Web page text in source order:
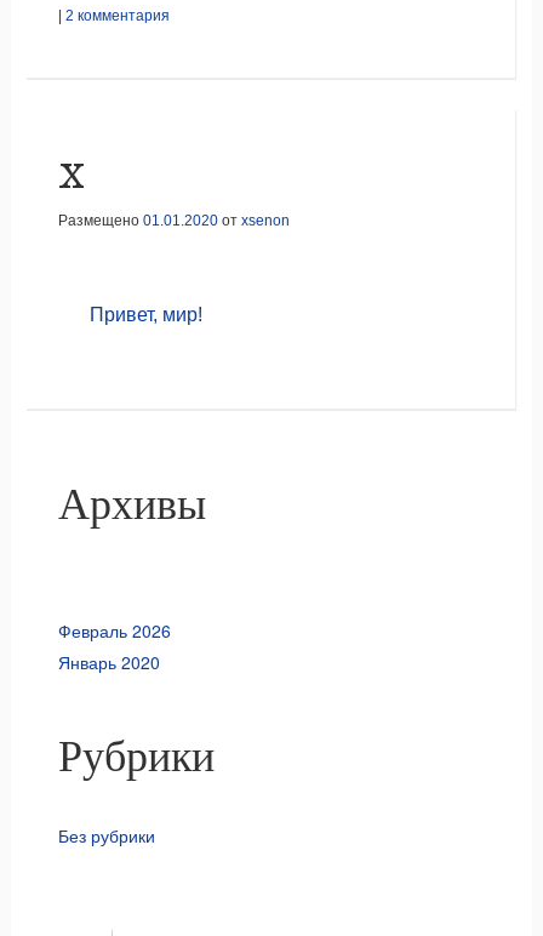
2 комментария
x
Размещено 01.01.2020от xsenon
Привет, мир!
Архивы
Февраль 2026
Январь 2020
Рубрики
Без рубрики